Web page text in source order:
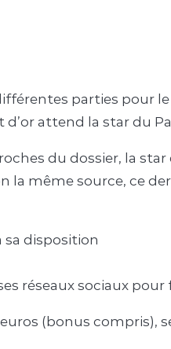
parties pour
attend la star du
du dossier, la
la même source, ce
sa disposition
réseaux sociaux
(bonus